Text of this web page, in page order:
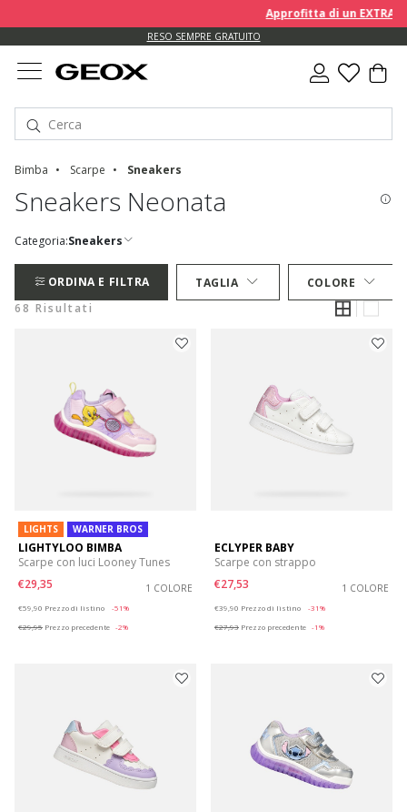
Approfitta di un EXTRA
RESO SEMPRE GRATUITO
Bimba Scarpe Sneakers
Sneakers Neonata
Categoria:Sneakers
ORDINA E FILTRA TAGLIA
COLORE
68 Risultati
LIGHTS WARNER BROS
LIGHTYLOO BIMBA
Scarpe con luci Looney Tunes
€29,35
1 COLORE
€59,90 Prezzo di listino
-51%
€29,95 Prezzo precedente -2%
ECLYPER BABY
Scarpe con strappo
€27,53
1 COLORE
€39,90 Prezzo di listino
-31%
€27,93 Prezzo precedente -1%